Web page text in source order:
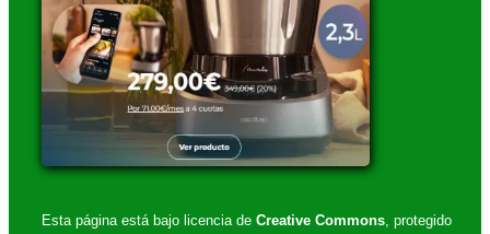
Esta página está bajo licencia de Creative Commons , protegido